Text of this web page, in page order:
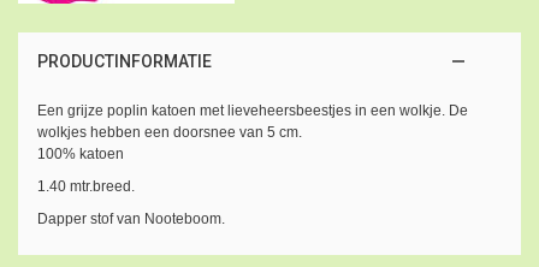
PRODUCTINFORMATIE
Een grijze poplin katoen met lieveheersbeestjes in een wolkje. De
wolkjes hebben een doorsnee van 5 cm.
100% katoen
1.40 mtr.breed.
Dapper stof van Nooteboom.